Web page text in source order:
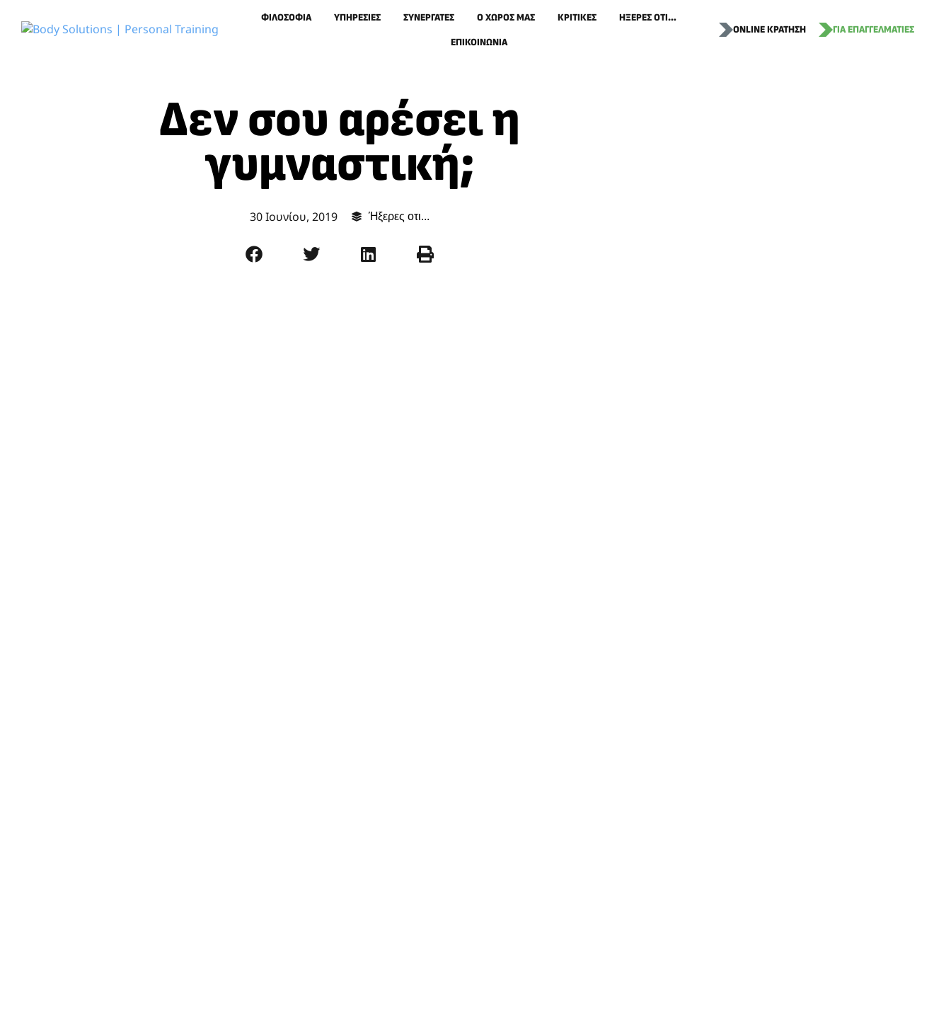
ΦΙΛΟΣΟΦΙΑ ΥΠΗΡΕΣΙΕΣ ΣΥΝΕΡΓΑΤΕΣ Ο ΧΏΡΟΣ ΜΑΣ ΚΡΙΤΙΚΕΣ ΉΞΕΡΕΣ ΟΤΙ…
ΕΠΙΚΟΙΝΩΝΙΑ
ONLINE ΚΡΑΤΗΣΗ ΓΙΑ ΕΠΑΓΓΕΛΜΑΤΙΕΣ
Δεν σου αρέσει η
γυμναστική;
30 Ιουνίου, 2019 Ήξερες οτι...